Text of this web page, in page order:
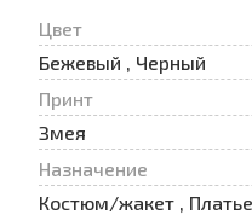
Цвет
Бежевый , Черный
Принт
Змея
Назначение
Костюм/жакет ,